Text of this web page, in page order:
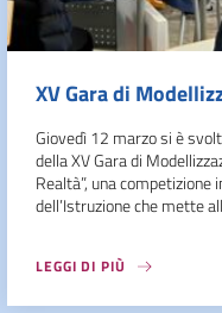
XV Gara di
Giovedì 12 marzo si è
della XV Gara di
Realtà”, una
dell’Istruzione che mette
LEGGI DI PIÙ